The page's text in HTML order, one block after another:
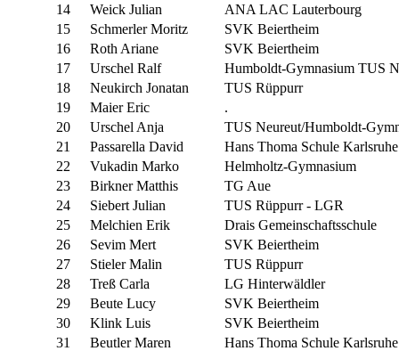
14
Weick Julian
ANA LAC Lauterbourg
15
Schmerler Moritz
SVK Beiertheim
16
Roth Ariane
SVK Beiertheim
17
Urschel Ralf
Humboldt-Gymnasium TUS
18
Neukirch Jonatan
TUS Rüppurr
19
Maier Eric
.
20
Urschel Anja
TUS Neureut/Humboldt-
21
Passarella David
Hans Thoma Schule Karlsruhe
22
Vukadin Marko
Helmholtz-Gymnasium
23
Birkner Matthis
TG Aue
24
Siebert Julian
TUS Rüppurr - LGR
25
Melchien Erik
Drais Gemeinschaftsschule
26
Sevim Mert
SVK Beiertheim
27
Stieler Malin
TUS Rüppurr
28
Treß Carla
LG Hinterwäldler
29
Beute Lucy
SVK Beiertheim
30
Klink Luis
SVK Beiertheim
31
Beutler Maren
Hans Thoma Schule Karlsruhe